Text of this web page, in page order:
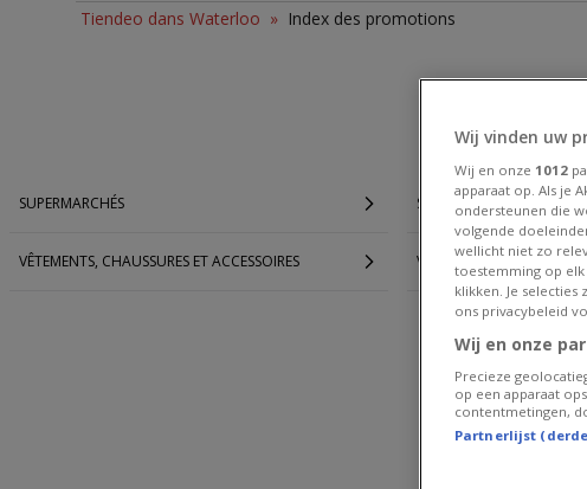
Tiendeo dans Waterloo » Index des promotions
SUPERMARCHÉS SPORT
VÊTEMENTS, CHAUSSURES ET ACCESSOIRES VALISE
Wij vinden uw
Wij en onze 1012
apparaat op. Als je
ondersteunen die
volgende
wellicht niet zo
toestemming op
klikken. Je
ons privacybeleid
Wij en onze
Precieze
op een apparaat
contentmetingen,
Partnerlijst